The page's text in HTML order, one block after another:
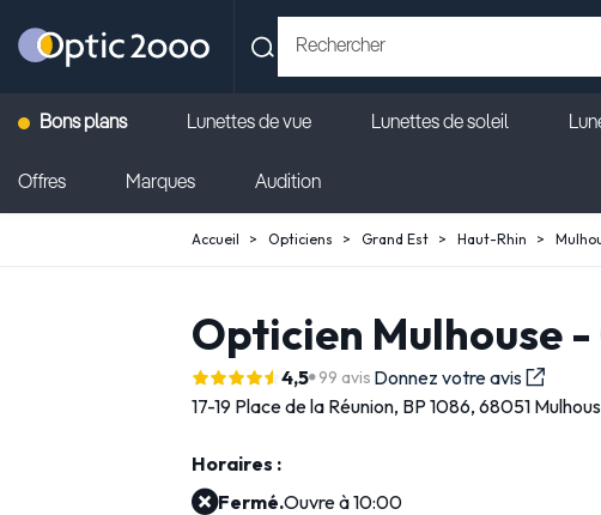
Bons plans Lunettes de vue Lunettes de soleil
Offres Marques Audition
Accueil Opticiens Grand Est Haut-Rhin
Opticien Mulhouse
4,5 99 avis Donnez votre avis
17-19 Place de la Réunion, BP 1086, 68051
Horaires :
Fermé.Ouvre à 10:00